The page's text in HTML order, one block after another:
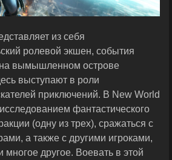
из себя
ролевой экшен, события
на вымышленном острове
выступают в роли
приключений. В New World
фантастического
(одну из трех), сражаться с
а также с другими игроками,
многое другое. Воевать в этой